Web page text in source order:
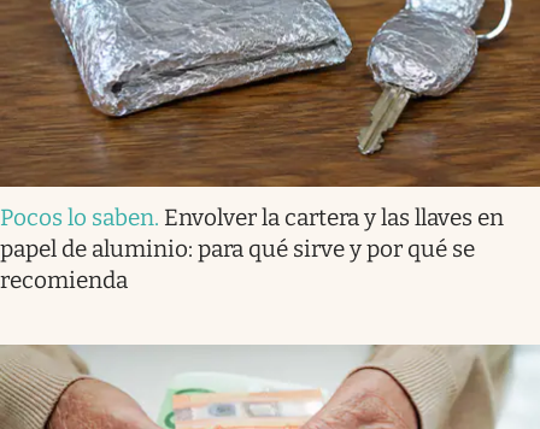
Pocos lo saben. Envolver la cartera y las llaves en
papel de aluminio: para qué sirve y por qué se
recomienda